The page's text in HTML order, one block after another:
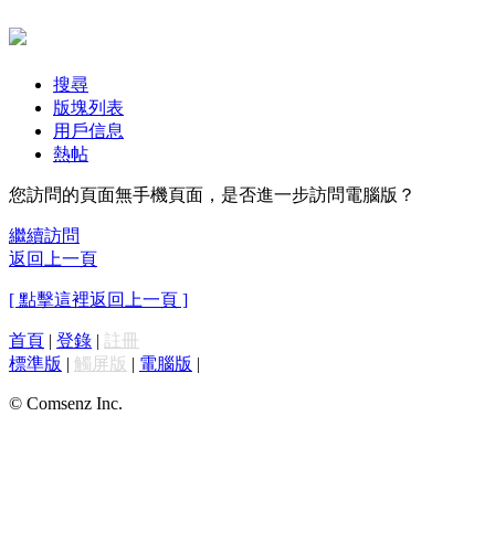
搜尋
版塊列表
用戶信息
熱帖
您訪問的頁面無手機頁面，是否進一步訪問電腦版？
繼續訪問
返回上一頁
[ 點擊這裡返回上一頁 ]
首頁 | 登錄 | 註冊
標準版 | 觸屏版 | 電腦版 |
© Comsenz Inc.